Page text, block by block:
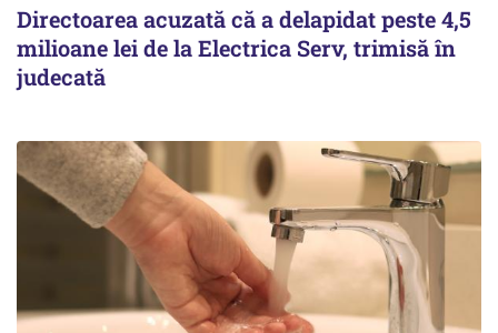
Directoarea acuzată că a delapidat peste 4,5
milioane lei de la Electrica Serv, trimisă în
judecată